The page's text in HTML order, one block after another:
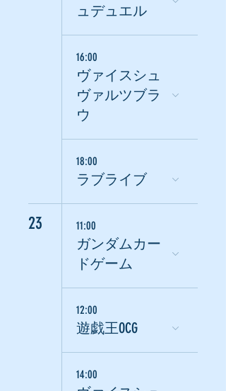
ュデュエル
16:00
ヴァイスシュ
ヴァルツブラ
ウ
18:00
ラブライブ
23 11:00
ガンダムカー
ドゲーム
12:00
遊戯王OCG
14:00